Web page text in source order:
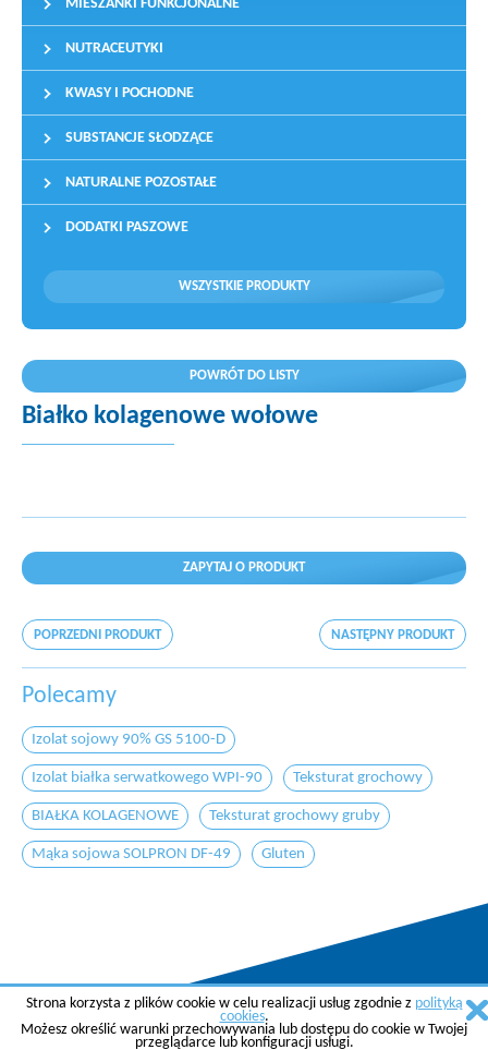
MIESZANKI FUNKCJONALNE
NUTRACEUTYKI
KWASY I POCHODNE
SUBSTANCJE SŁODZĄCE
NATURALNE POZOSTAŁE
DODATKI PASZOWE
WSZYSTKIE PRODUKTY
POWRÓT DO LISTY
Białko kolagenowe wołowe
ZAPYTAJ O PRODUKT
POPRZEDNI PRODUKT NASTĘPNY PRODUKT
Polecamy
Izolat sojowy 90% GS 5100-D
Izolat białka serwatkowego WPI-90 Teksturat grochowy
BIAŁKA KOLAGENOWE Teksturat grochowy gruby
Mąka sojowa SOLPRON DF-49 Gluten
Copyright © 2015 AGREMA Poland Sp. z o.o.
Created bySkyGroup Sp. z o.o.
Strona korzysta z plików cookie w celu realizacji usług zgodnie z polityką
cookies.
Możesz określić warunki przechowywania lub dostępu do cookie w Twojej
przeglądarce lub konfiguracji usługi.